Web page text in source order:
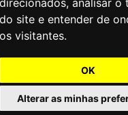
direcionados, analisar o
do site e entender de
os visitantes.
OK
Alterar as minhas